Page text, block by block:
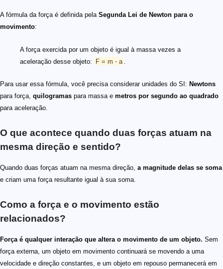
A fórmula da força é definida pela Segunda Lei de Newton para o
movimento:
A força exercida por um objeto é igual à massa vezes a
aceleração desse objeto: F = m ⋅ a
Para usar essa fórmula, você precisa considerar unidades do SI: Newtons
para força, quilogramas para massa e metros por segundo ao quadrado
para aceleração.
O que acontece quando duas forças atuam na
mesma direção e sentido?
Quando duas forças atuam na mesma direção, a magnitude delas se soma
e criam uma força resultante igual à sua soma.
Como a força e o movimento estão
relacionados?
Força é qualquer interação que altera o movimento de um objeto. Sem
força externa, um objeto em movimento continuará se movendo a uma
velocidade e direção constantes, e um objeto em repouso permanecerá em